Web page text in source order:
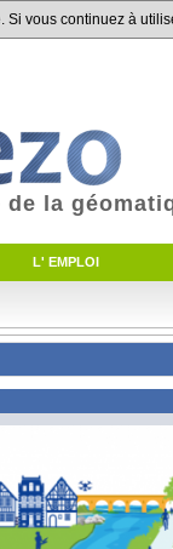
vous continuez à
L' EMPLOI
la